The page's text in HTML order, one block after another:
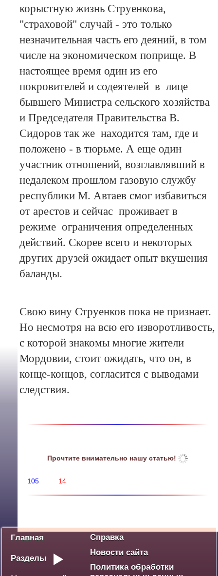
корыстную жизнь Струенкова,
"страховой" случай - это только
незначительная часть его деяний, в том
числе на экономическом поприще. В
настоящее время один из его
покровителей и содеятелей в лице
бывшего Министра сельского хозяйства
и Председателя Правительства В.
Сидоров так же находится там, где и
положено - в тюрьме. А еще один
участник отношений, возглавлявший в
недалеком прошлом газовую службу
республики М. Автаев смог избавиться
от арестов и сейчас проживает в
режиме ограничения определенных
действий. Скорее всего и некоторых
других друзей ожидает опыт вкушения
баланды.
Свою вину Струенков пока не признает.
Но несмотря на всю его изворотливость,
с которой знакомы многие жители
Мордовии, стоит ожидать, что он, в
конце-концов, согласится с выводами
следствия.
Прочтите внимательно нашу статью!
105 14
Главная
Разделы
Политика
Экономика
Социум
Культура
Дебют
Победа - наше наследие
Ваше мнение
РазноеСправка
Новости сайта
Политика обработки